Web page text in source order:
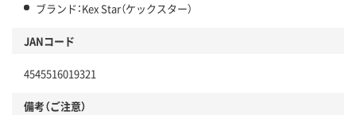
ブランド：Kex Star（ケックスター）
JANコード
4545516019321
備考（ご注意）